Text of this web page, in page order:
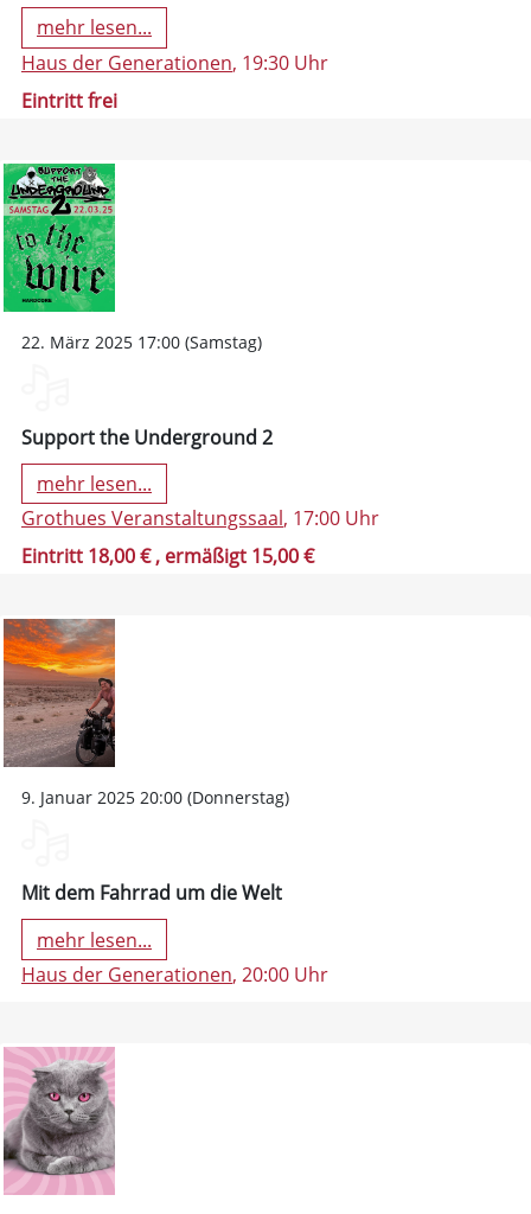
mehr lesen...
Haus der Generationen, 19:30 Uhr
Eintritt frei
22. März 2025 17:00 (Samstag)
Support the Underground 2
mehr lesen...
Grothues Veranstaltungssaal, 17:00 Uhr
Eintritt 18,00 €, ermäßigt 15,00 €
9. Januar 2025 20:00 (Donnerstag)
Mit dem Fahrrad um die Welt
mehr lesen...
Haus der Generationen, 20:00 Uhr